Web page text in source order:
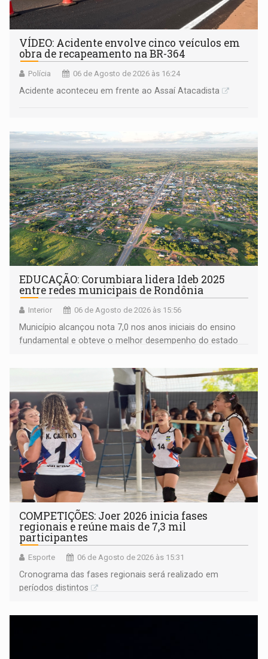
VÍDEO: Acidente envolve cinco veículos em
obra de recapeamento na BR-364
Polícia 06 de Agosto de 2026 às 16:24
Acidente aconteceu em frente ao Assaí Atacadista
EDUCAÇÃO: Corumbiara lidera Ideb 2025
entre redes municipais de Rondônia
Interior 06 de Agosto de 2026 às 15:56
Município alcançou nota 7,0 nos anos iniciais do ensino
fundamental e obteve o melhor desempenho do estado
COMPETIÇÕES: Joer 2026 inicia fases
regionais e reúne mais de 7,3 mil
participantes
Esporte 06 de Agosto de 2026 às 15:31
Cronograma das fases regionais será realizado em
períodos distintos